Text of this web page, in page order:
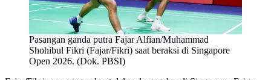
Pasangan ganda putra Fajar Alfian/Muhammad
Shohibul Fikri (Fajar/Fikri) saat beraksi di Singapore
Open 2026. (Dok. PBSI)